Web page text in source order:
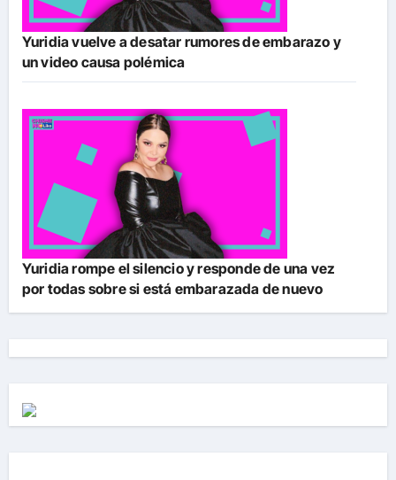
Yuridia vuelve a desatar rumores de embarazo y
un video causa polémica
Yuridia rompe el silencio y responde de una vez
por todas sobre si está embarazada de nuevo